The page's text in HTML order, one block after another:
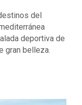
del
deportiva de
gran belleza.